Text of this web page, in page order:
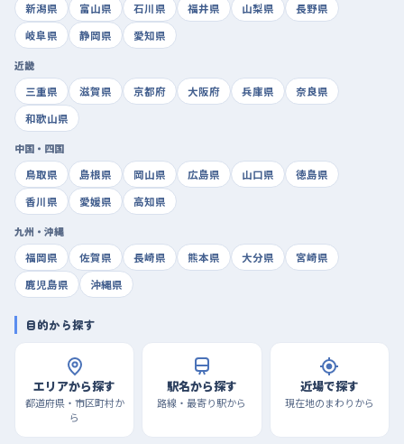
新潟県
富山県 石川県 福井県 山梨県
長野県
岐阜県
静岡県 愛知県
近畿
三重県
滋賀県 京都府 大阪府 兵庫県
奈良県
和歌山県
中国・四国
鳥取県
島根県 岡山県 広島県 山口県
徳島県
香川県
愛媛県 高知県
九州・沖縄
福岡県
佐賀県 長崎県 熊本県 大分県
宮崎県
鹿児島県
沖縄県
目的から探す
エリアから探す
都道府県・市区町村か
ら
駅名から探す
路線・最寄り駅から
近場で探す
現在地のまわりから